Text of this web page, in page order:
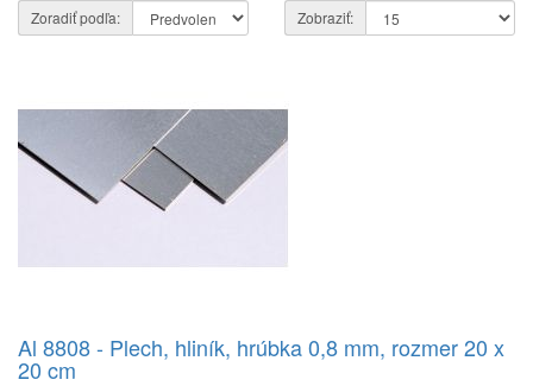
Zoradiť podľa: Zobraziť:
Al 8808 - Plech, hliník, hrúbka 0,8 mm, rozmer 20 x
20 cm